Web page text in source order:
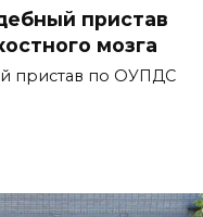
пристав
мозга
пристав по ОУПДС